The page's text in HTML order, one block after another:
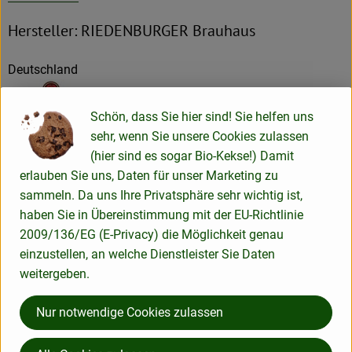
Hersteller: RIEDENBURGER Brauhaus
Deutschland
RIEDENBURGER BRAUHAUS
Michael Krieger GmbH & Co. KG
D 93339 Riedenburg
Lieber Biergenießer,
inmitten der romantischen Landschaft des
bayerischen Altmühltals liegt das
RIEDENBURGER Brauhaus.
Die hier hergestellten Bierspezialitäten sind
Schön, dass Sie hier sind! Sie helfen uns
sehr, wenn Sie unsere Cookies zulassen
(hier sind es sogar Bio-Kekse!) Damit
erlauben Sie uns, Daten für unser Marketing zu
sammeln. Da uns Ihre Privatsphäre sehr wichtig ist,
haben Sie in Übereinstimmung mit der EU-Richtlinie
2009/136/EG (E-Privacy) die Möglichkeit genau
einzustellen, an welche Dienstleister Sie Daten
weitergeben.
Nur notwendige Cookies zulassen